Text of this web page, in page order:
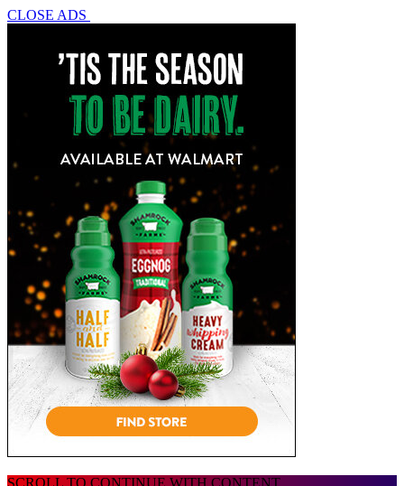
CLOSE ADS
SCROLL TO CONTINUE WITH CONTENT